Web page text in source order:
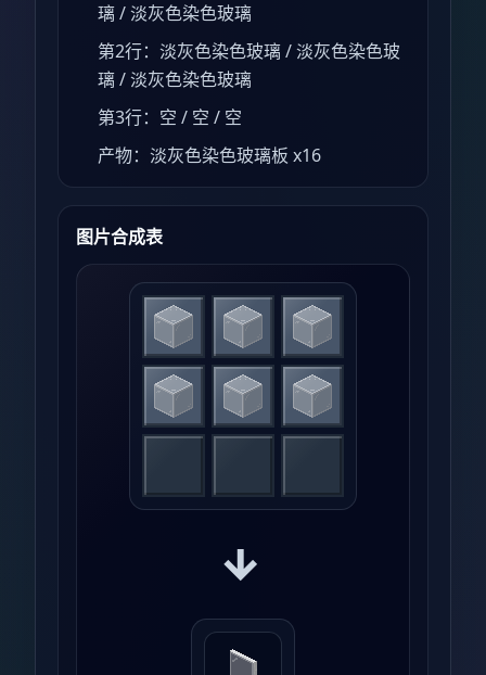
璃 / 淡灰色染色玻璃
第2行：淡灰色染色玻璃 / 淡灰色染色玻
璃 / 淡灰色染色玻璃
第3行：空 / 空 / 空
产物：淡灰色染色玻璃板 x16
图片合成表
→